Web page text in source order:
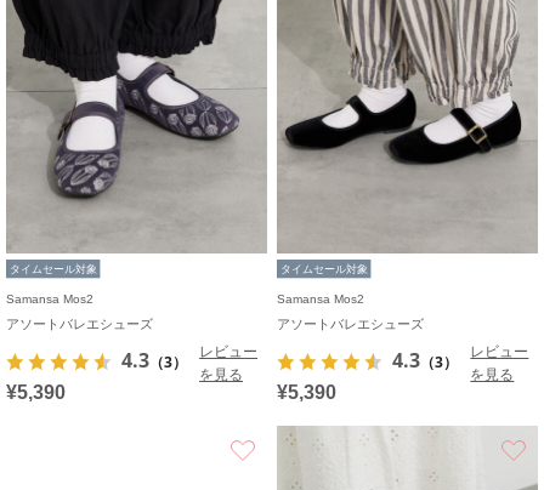
タイムセール対象
Samansa Mos2
アソートバレエシューズ
4.3 （3）
レビュー
を見る
¥5,390
タイムセール対象
Samansa Mos2
アソートバレエシューズ
4.3 （3）
レビュー
を見る
¥5,390
お気に入り